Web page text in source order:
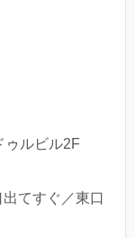
ルビル2F
てすぐ／東口